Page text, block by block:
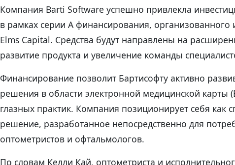
Компания Barti Software успешно привлекла
в рамках серии А финансирования,
Elms Capital. Средства будут направлены на
развитие продукта и увеличение команды
Финансирование позволит Бартисофту активно
решения в области электронной медицинской карты
глазных практик. Компания позиционирует себя как
решение, разработанное непосредственно для
оптометристов и офтальмологов.
По словам Келли Кай, оптометриста и